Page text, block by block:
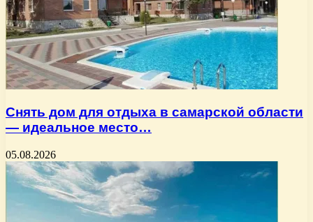
Снять дом для отдыха в самарской области
— идеальное место…
05.08.2026